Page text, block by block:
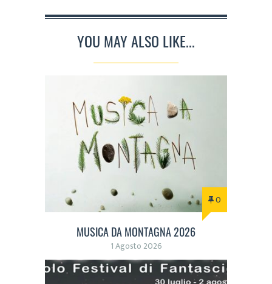
YOU MAY ALSO LIKE...
0
MUSICA DA MONTAGNA 2026
1 Agosto 2026